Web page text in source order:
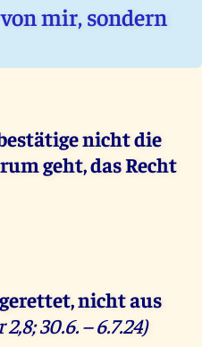
mir, sondern
nicht die
geht, das Recht
nicht aus
30.6. – 6.7.24)